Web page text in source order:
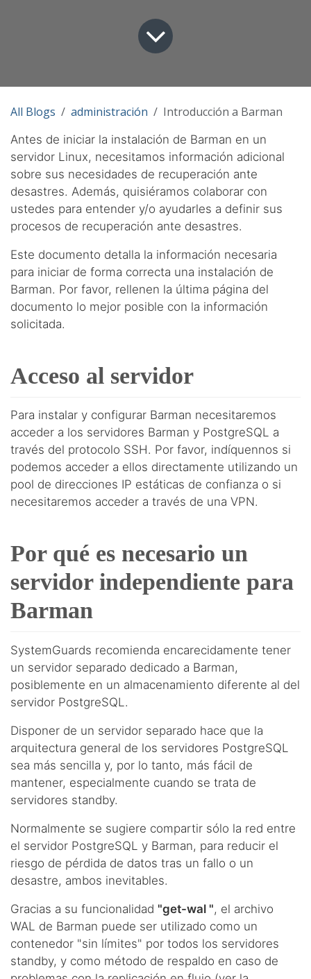
All Blogs administración Introducción a Barman
Antes de iniciar la instalación de Barman en un
servidor Linux, necesitamos información adicional
sobre sus necesidades de recuperación ante
desastres. Además, quisiéramos colaborar con
ustedes para entender y/o ayudarles a definir sus
procesos de recuperación ante desastres.
Este documento detalla la información necesaria
para iniciar de forma correcta una instalación de
Barman. Por favor, rellenen la última página del
documento lo mejor posible con la información
solicitada.
Acceso al servidor
Para instalar y configurar Barman necesitaremos
acceder a los servidores Barman y PostgreSQL a
través del protocolo SSH. Por favor, indíquennos si
podemos acceder a ellos directamente utilizando un
pool de direcciones IP estáticas de confianza o si
necesitaremos acceder a través de una VPN.
Por qué es necesario un
servidor independiente para
Barman
SystemGuards recomienda encarecidamente tener
un servidor separado dedicado a Barman,
posiblemente en un almacenamiento diferente al del
servidor PostgreSQL.
Disponer de un servidor separado hace que la
arquitectura general de los servidores PostgreSQL
sea más sencilla y, por lo tanto, más fácil de
mantener, especialmente cuando se trata de
servidores standby.
Normalmente se sugiere compartir sólo la red entre
el servidor PostgreSQL y Barman, para reducir el
riesgo de pérdida de datos tras un fallo o un
desastre, ambos inevitables.
Gracias a su funcionalidad "get-wal ", el archivo
WAL de Barman puede ser utilizado como un
contenedor "sin límites" por todos los servidores
standby, y como método de respaldo en caso de